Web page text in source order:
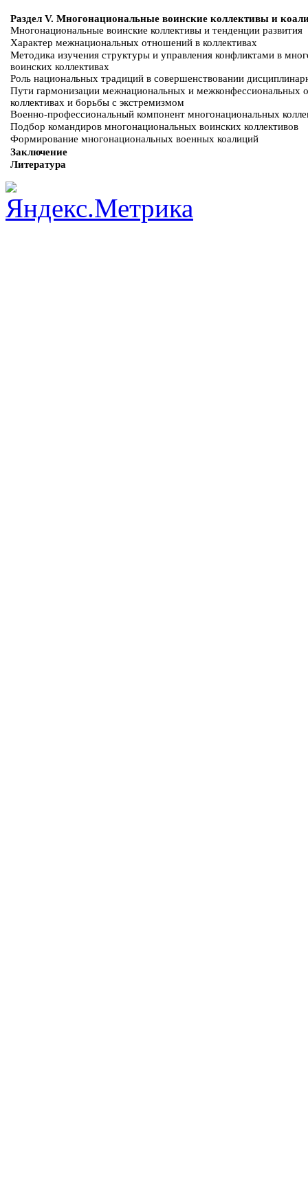
Раздел V. Многонациональные воинские коллективы и
Многонациональные воинские коллективы и тенденции развития
Характер межнациональных отношений в коллективах
Методика изучения структуры и управления конфликтами в
воинских коллективах
Роль национальных традиций в совершенствовании
Пути гармонизации межнациональных и межконфессиональных
коллективах и борьбы с экстремизмом
Военно-профессиональный компонент многонациональных
Подбор командиров многонациональных воинских коллективов
Формирование многонациональных военных коалиций
Заключение
Литература